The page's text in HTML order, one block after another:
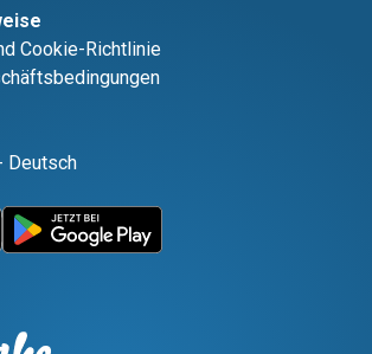
Cookie-Richtlinie
Deutsch